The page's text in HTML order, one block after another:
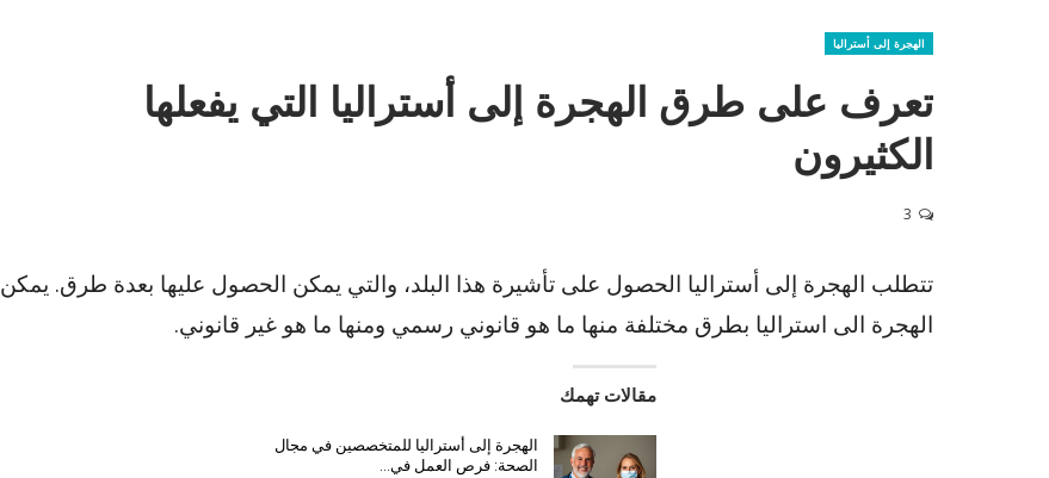
الهجرة إلى أستراليا
تعرف على طرق الهجرة إلى أستراليا التي يفعلها
الكثيرون
تتطلب الهجرة إلى أستراليا الحصول على تأشيرة هذا البلد، والتي يمكن الحصول عليها بعدة طرق. يمكن
الهجرة الى استراليا بطرق مختلفة منها ما هو قانوني رسمي ومنها ما هو غير قانوني.
مقالات تهمك
الهجرة إلى أستراليا للمتخصصين في مجال
الصحة: فرص العمل في…